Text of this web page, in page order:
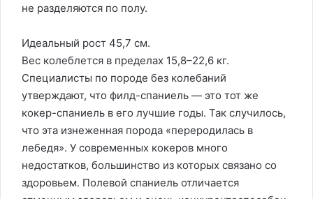
не разделяются по полу.
Идеальный рост 45,7 см.
Вес колеблется в пределах 15,8–22,6 кг.
Специалисты по породе без колебаний
утверждают, что филд-спаниель — это тот же
кокер-спаниель в его лучшие годы. Так случилось,
что эта изнеженная порода «переродилась в
лебедя». У современных кокеров много
недостатков, большинство из которых связано со
здоровьем. Полевой спаниель отличается